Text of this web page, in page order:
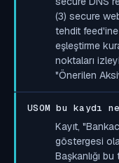
(3) secure
tehdit
eşleştirme
noktaları
"Önerilen
USOM bu kaydı
Kayıt,
göstergesi
Başkanlığı